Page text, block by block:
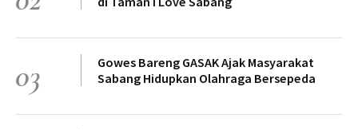
03
Gowes Bareng GASAK Ajak Masyarakat
Sabang Hidupkan Olahraga Bersepeda